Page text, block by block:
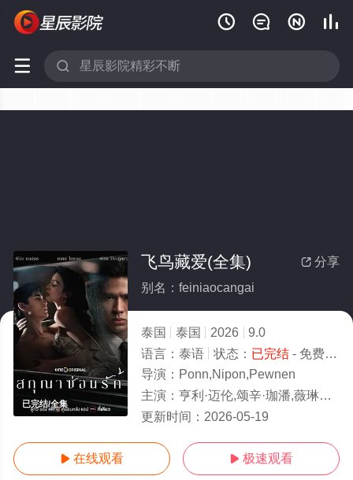
   
 
已完结/全集
 分享
飞鸟藏爱(全集)
别名：feiniaocangai
泰国 泰国 2026
9.0
语言： 泰语 状态： 已完结- 免费在线观看
导演： Ponn,Nipon,Pewnen
主演： 亨利·迈伦,颂辛·珈潘,薇琳萨兰·唐绮苏瓦妮,塔那帕特·卡维拉,阿克卡拉威·纳缇帕特,Nok,Sinjai,
更新时间： 2026-05-19
 在线观看  极速观看